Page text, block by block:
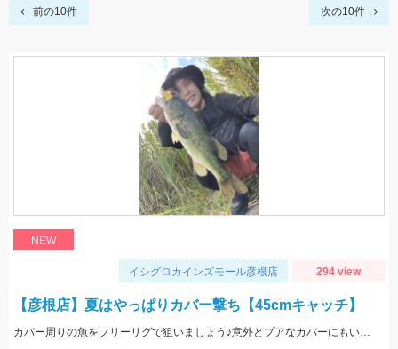
前の10件 次の10件
NEW
イシグロカインズモール彦根店 294 view
【彦根店】夏はやっぱりカバー撃ち【45cmキャッチ】
カバー周りの魚をフリーリグで狙いましょう♪意外とプアなカバーにもいますよ♪